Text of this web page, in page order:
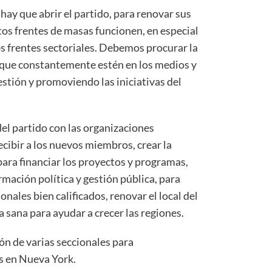
que abrir el partido, para renovar sus
frentes de masas funcionen, en especial
frentes sectoriales. Debemos procurar la
constantemente estén en los medios y
y promoviendo las iniciativas del
partido con las organizaciones
a los nuevos miembros, crear la
financiar los proyectos y programas,
política y gestión pública, para
bien calificados, renovar el local del
para ayudar a crecer las regiones.
de varias seccionales para
Nueva York.